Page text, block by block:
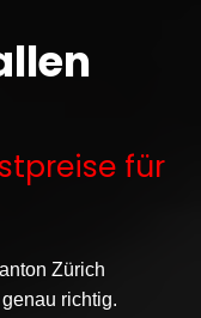
für
Zürich
richtig.